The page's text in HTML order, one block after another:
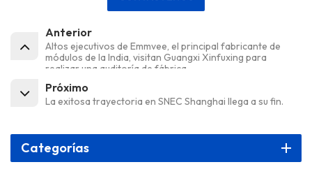
Anterior
Altos ejecutivos de Emmvee, el principal fabricante de
módulos de la India, visitan Guangxi Xinfuxing para
realizar una auditoría de fábrica.
Próximo
La exitosa trayectoria en SNEC Shanghai llega a su fin.
Categorías